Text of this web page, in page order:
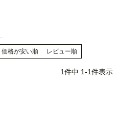
価格が安い順 レビュー順
1件中 1-1件表示